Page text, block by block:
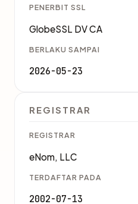
PENERBIT SSL
GlobeSSL DV CA
BERLAKU SAMPAI
2026-05-23
REGISTRAR
REGISTRAR
eNom, LLC
TERDAFTAR PADA
2002-07-13